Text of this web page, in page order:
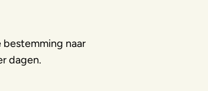
naar
dagen.